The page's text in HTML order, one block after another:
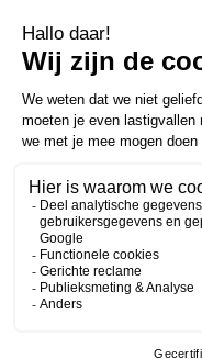
E-
mailadres
Inschrijven
FacebookInstagramLinkedIn
Copyright 2026